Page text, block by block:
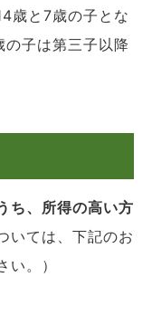
歳と7歳の子とな
の子は第三子以降
ち、所得の高い方
いては、下記のお
ください。）